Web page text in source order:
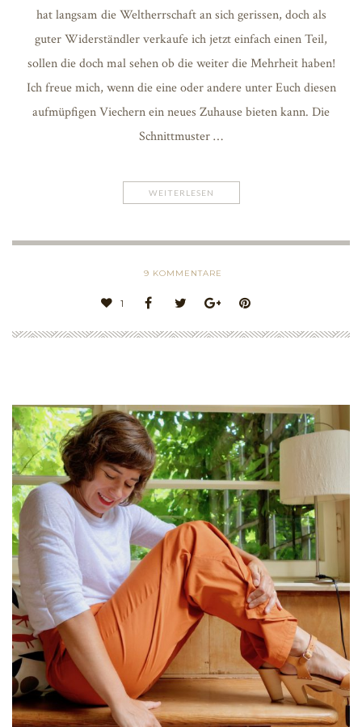
hat langsam die Weltherrschaft an sich gerissen, doch als
guter Widerständler verkaufe ich jetzt einfach einen Teil,
sollen die doch mal sehen ob die weiter die Mehrheit haben!
Ich freue mich, wenn die eine oder andere unter Euch diesen
aufmüpfigen Viechern ein neues Zuhause bieten kann. Die
Schnittmuster …
WEITERLESEN
9 KOMMENTARE
1